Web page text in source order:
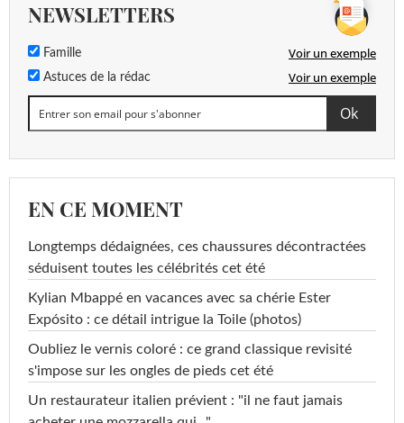
NEWSLETTERS
Famille Voir un exemple
Astuces de la rédac Voir un exemple
EN CE MOMENT
Longtemps dédaignées, ces chaussures décontractées
séduisent toutes les célébrités cet été
Kylian Mbappé en vacances avec sa chérie Ester
Expósito : ce détail intrigue la Toile (photos)
Oubliez le vernis coloré : ce grand classique revisité
s'impose sur les ongles de pieds cet été
Un restaurateur italien prévient : "il ne faut jamais